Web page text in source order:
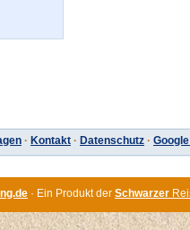
· Kontakt · Datenschutz ·
· Ein Produkt der Schwarzer